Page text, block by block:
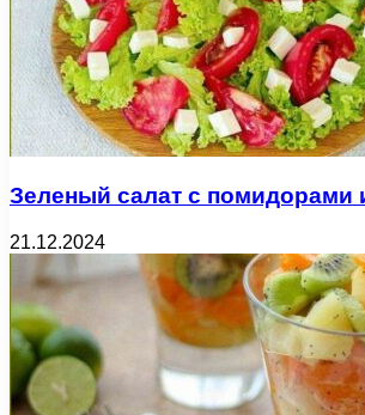
Зеленый салат с помидорами
21.12.2024